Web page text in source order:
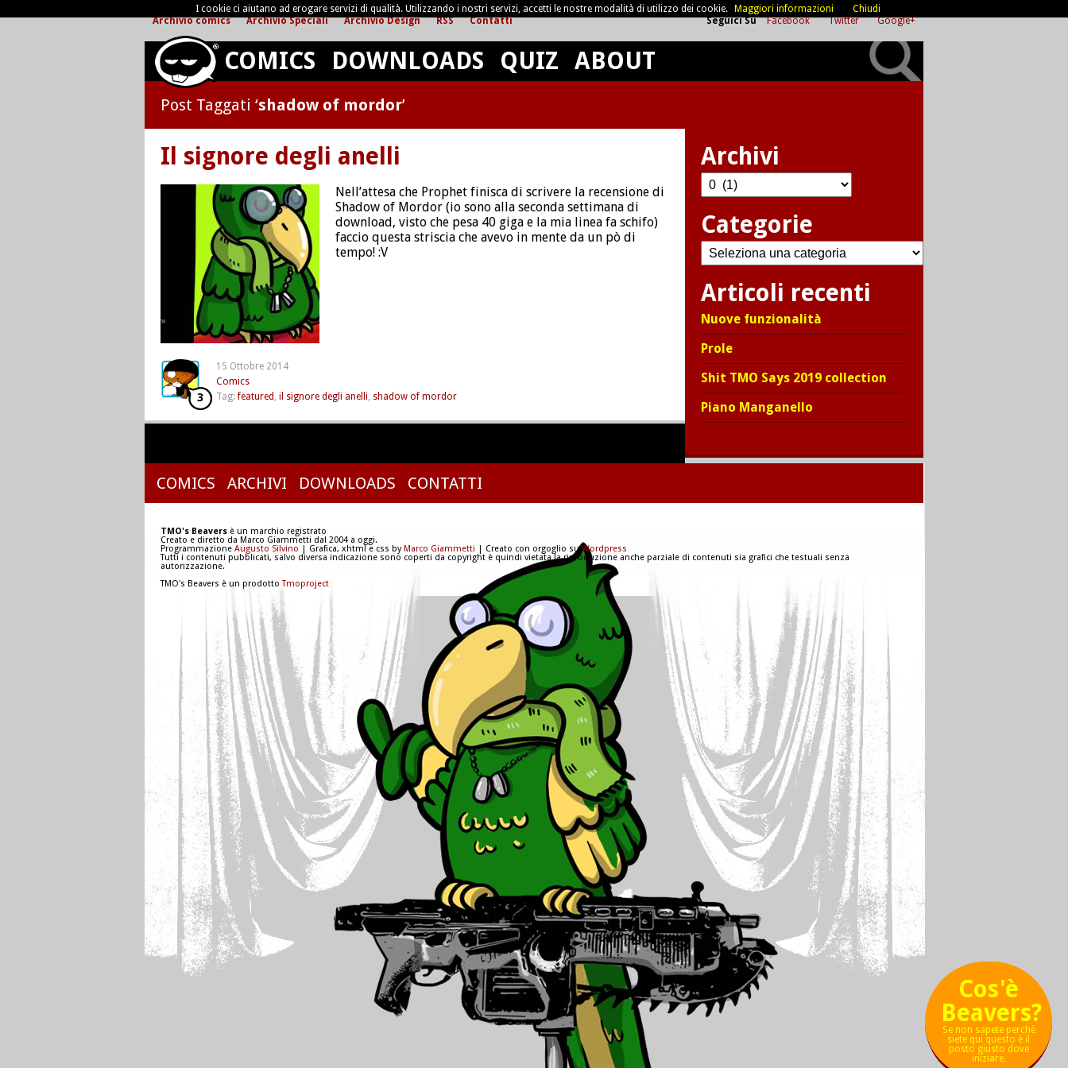
Cos'è
Beavers?
Se non sapete perchè
siete qui questo è il
posto giusto dove
iniziare.
Seguici Su Facebook Twitter Google+
Archivio comics Archivio Speciali Archivio Design RSS Contatti
COMICS DOWNLOADS QUIZ ABOUT
Post Taggati ‘shadow of mordor’
Il signore degli anelli
Nell’attesa che Prophet finisca di scrivere la recensione di
Shadow of Mordor (io sono alla seconda settimana di
download, visto che pesa 40 giga e la mia linea fa schifo)
faccio questa striscia che avevo in mente da un pò di
tempo! :V
15 Ottobre 2014
Comics
Tag:featured , il signore degli anelli, shadow of mordor
3
Archivi
Archivi
Categorie
Categorie
Articoli recenti
Nuove funzionalità
Prole
Shit TMO Says 2019 collection
Piano Manganello
COMICS ARCHIVI DOWNLOADS CONTATTI
TMO's Beavers è un marchio registrato
Creato e diretto da Marco Giammetti dal 2004 a oggi.
Programmazione Augusto Silvino | Grafica, xhtml e css byMarco Giammetti | Creato con orgoglio suWordpress
Tutti i contenuti pubblicati, salvo diversa indicazione sono coperti da copyright è quindi vietata la riproduzione anche parziale di contenuti sia grafici che testuali senza
autorizzazione.
TMO's Beavers è un prodottoTmoproject
I cookie ci aiutano ad erogare servizi di qualità. Utilizzando i nostri servizi, accetti le nostre modalità di utilizzo dei cookie. Maggiori informazioni Chiudi